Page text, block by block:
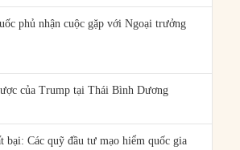
phủ nhận cuộc gặp với Ngoại trưởng
của Trump tại Thái Bình Dương
bại: Các quỹ đầu tư mạo hiểm quốc gia